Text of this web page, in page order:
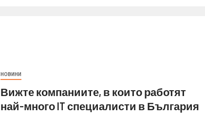
НОВИНИ
Вижте компаниите, в които работят
най-много IT специалисти в България